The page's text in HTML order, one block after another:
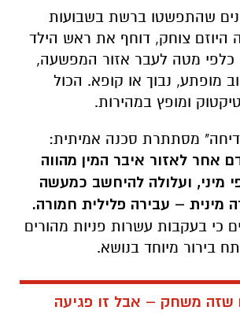
שהתפשטו ברשת בשבועות
היוזם צוחק, דוחף את ראש הילד
כלפי מטה לעבר אזור המפשעה,
מופתע, נבוך או קופא. הכול
ומופץ במהירות.
מסתתרת סכנה אמיתית:
אחר לאזור איבר המין מהווה
מיני, ועלולה להיחשב כמעשה
מינית – עבירה פלילית חמורה.
כי בעקבות עשרות פניות מהורים
בירור מיוחד בנושא.
שזה משחק – אבל זו פגיעה